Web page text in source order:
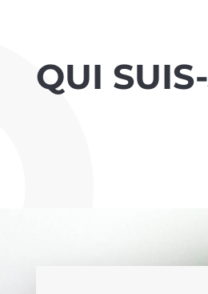
QUI